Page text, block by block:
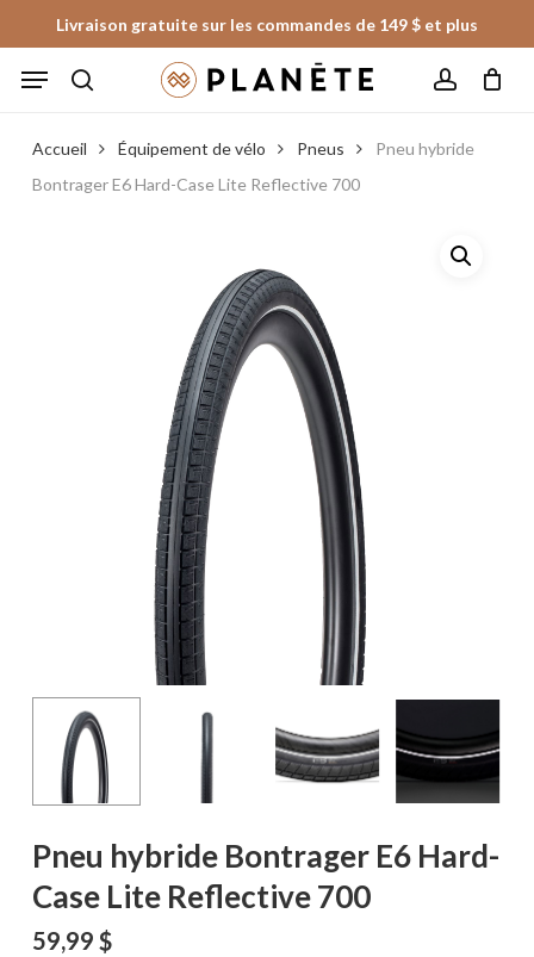
to
main
Livraison gratuite sur les commandes de 149 $ et plus
Menu
Fermer
le
panier
Accueil Équipement de vélo Pneus
Pneu hybride
Bontrager E6 Hard-Case Lite Reflective 700
Pneu hybride Bontrager E6 Hard-
Case Lite Reflective 700
59,99 $